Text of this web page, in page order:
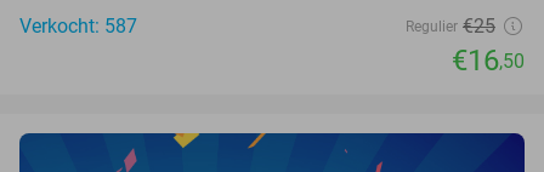
Verkocht: 587 Regulier €25
€16,50